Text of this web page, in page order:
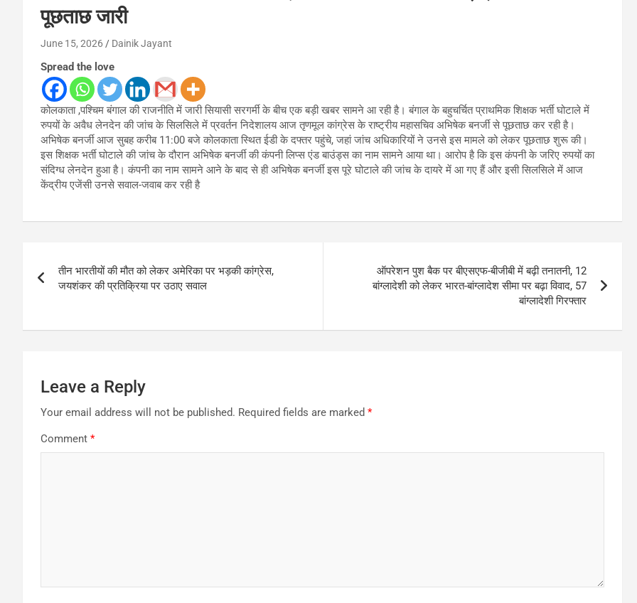
पूछताछ जारी
June 15, 2026 Dainik Jayant
Spread the love
कोलकाता ,पश्चिम बंगाल की राजनीति में जारी सियासी सरगर्मी के बीच एक बड़ी खबर सामने आ रही है। बंगाल के बहुचर्चित प्राथमिक शिक्षक भर्ती घोटाले में
रुपयों के अवैध लेनदेन की जांच के सिलसिले में प्रवर्तन निदेशालय आज तृणमूल कांग्रेस के राष्ट्रीय महासचिव अभिषेक बनर्जी से पूछताछ कर रही है।
अभिषेक बनर्जी आज सुबह करीब 11:00 बजे कोलकाता स्थित ईडी के दफ्तर पहुंचे, जहां जांच अधिकारियों ने उनसे इस मामले को लेकर पूछताछ शुरू की।
इस शिक्षक भर्ती घोटाले की जांच के दौरान अभिषेक बनर्जी की कंपनी लिप्स एंड बाउंड्स का नाम सामने आया था। आरोप है कि इस कंपनी के जरिए रुपयों का
संदिग्ध लेनदेन हुआ है। कंपनी का नाम सामने आने के बाद से ही अभिषेक बनर्जी इस पूरे घोटाले की जांच के दायरे में आ गए हैं और इसी सिलसिले में आज
केंद्रीय एजेंसी उनसे सवाल-जवाब कर रही है
navigation
तीन भारतीयों की मौत को लेकर अमेरिका पर भड़की कांग्रेस,
जयशंकर की प्रतिक्रिया पर उठाए सवाल
ऑपरेशन पुश बैक पर बीएसएफ-बीजीबी में बढ़ी तनातनी, 12
बांग्लादेशी को लेकर भारत-बांग्लादेश सीमा पर बढ़ा विवाद, 57
बांग्लादेशी गिरफ्तार
Leave a Reply
Your email address will not be published. Required fields are marked *
Comment *